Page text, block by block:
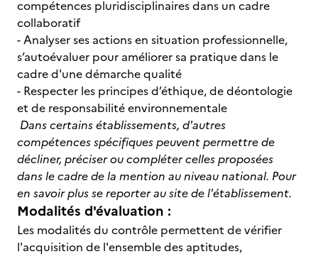
compétences pluridisciplinaires dans un cadre
collaboratif
- Analyser ses actions en situation professionnelle,
s’autoévaluer pour améliorer sa pratique dans le
cadre d'une démarche qualité
- Respecter les principes d’éthique, de déontologie
et de responsabilité environnementale
Dans certains établissements, d'autres
compétences spécifiques peuvent permettre de
décliner, préciser ou compléter celles proposées
dans le cadre de la mention au niveau national. Pour
en savoir plus se reporter au site de l'établissement.
Modalités d'évaluation :
Les modalités du contrôle permettent de vérifier
l'acquisition de l'ensemble des aptitudes,